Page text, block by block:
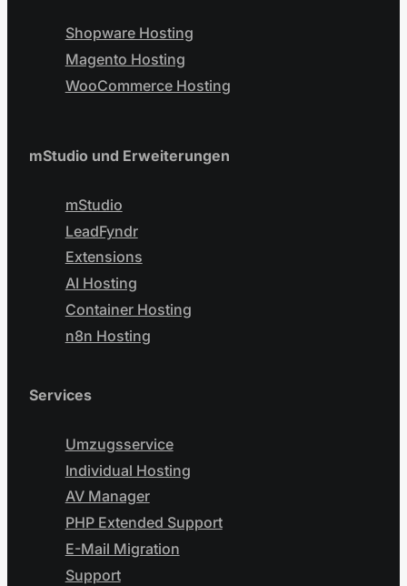
Shopware Hosting
Magento Hosting
WooCommerce Hosting
mStudio und Erweiterungen
mStudio
LeadFyndr
Extensions
AI Hosting
Container Hosting
n8n Hosting
Services
Umzugsservice
Individual Hosting
AV Manager
PHP Extended Support
E-Mail Migration
Support